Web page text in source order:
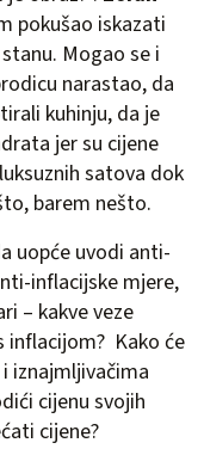
pokušao iskazati
Mogao se i
narastao, da
kuhinju, da je
jer su cijene
satova dok
barem nešto.
uopće uvodi anti-
inflacijske mjere,
– kakve veze
inflacijom? Kako će
iznajmljivačima
cijenu svojih
cijene?